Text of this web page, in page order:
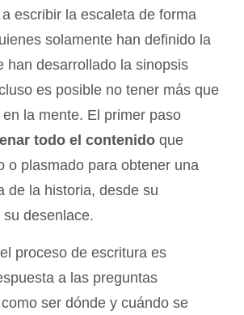
escribir la escaleta de forma
solamente han definido la
han desarrollado la sinopsis
es posible no tener más que
la mente. El primer paso
todo el contenido que
o plasmado para obtener una
de la historia, desde su
desenlace.
proceso de escritura es
a las preguntas
ser dónde y cuándo se